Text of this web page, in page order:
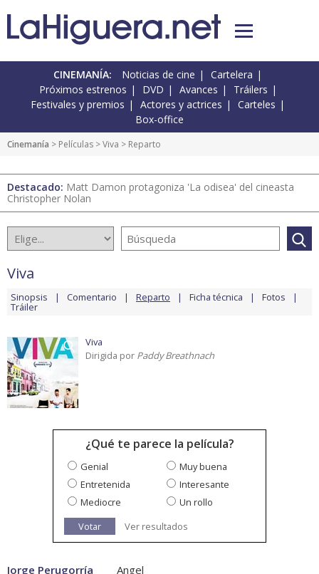
CINEMANÍA: Noticias de cine
Cartelera
Próximos estrenos
DVD Avances
Tráilers
Festivales y premios
Actores y actrices
Carteles
Box-office
Cinemanía > Películas >Viva > Reparto
Destacado: Matt Damon protagoniza 'La odisea' del cineasta
Christopher Nolan
Viva
Sinopsis Comentario Reparto Ficha técnica Fotos
Tráiler
Viva
Dirigida por Paddy Breathnach
¿Qué te parece la película?
Genial
Muy buena
Entretenida
Interesante
Mediocre
Un rollo
Votar
Ver resultados
Jorge Perugorría
Angel